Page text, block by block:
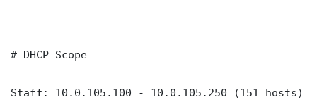
# DHCP Scope
Staff: 10.0.105.100 - 10.0.105.250 (151 hosts)